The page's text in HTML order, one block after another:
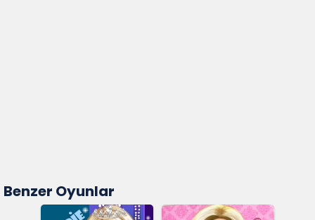
Benzer Oyunlar